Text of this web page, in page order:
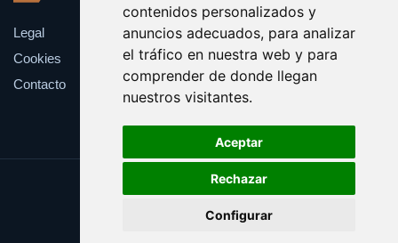
contenidos personalizados y
anuncios adecuados, para analizar
el tráfico en nuestra web y para
comprender de donde llegan
nuestros visitantes.
Aceptar
Rechazar
Configurar
Legal
Cookies
Contacto
Update cookies preferences
Copyright © 2025 catalanes.org